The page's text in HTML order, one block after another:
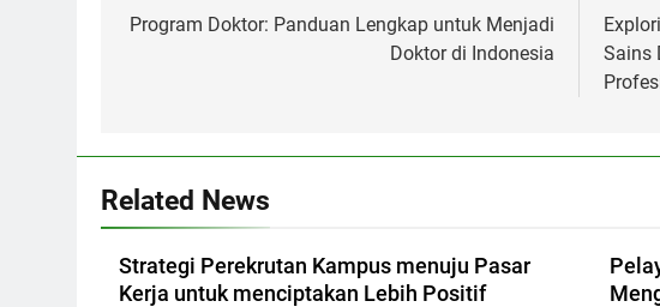
navigation
Program Doktor: Panduan Lengkap untuk Menjadi
Doktor di Indonesia
Sains
Related News
Strategi Perekrutan Kampus menuju Pasar
Kerja untuk menciptakan Lebih Positif